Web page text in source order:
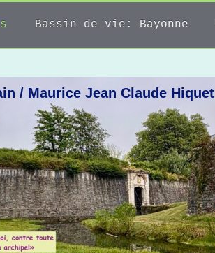
Bassin de vie: Bayonne
/ Maurice Jean Claude Hiquet